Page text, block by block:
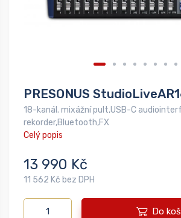
PRESONUS
18-kanál. mixážní pult,USB-C
rekorder,Bluetooth,FX
Celý popis
13 990 Kč
11 562 Kč bez DPH
Do